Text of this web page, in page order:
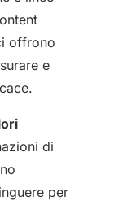
offrono
e
di
per